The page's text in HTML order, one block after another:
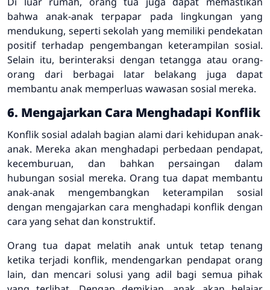
bahwa anak-anak terpapar pada lingkungan yang
mendukung, seperti sekolah yang memiliki pendekatan
positif terhadap pengembangan keterampilan sosial.
Selain itu, berinteraksi dengan tetangga atau orang-
orang dari berbagai latar belakang juga dapat
membantu anak memperluas wawasan sosial mereka.
6. Mengajarkan Cara Menghadapi Konflik
Konflik sosial adalah bagian alami dari kehidupan anak-
anak. Mereka akan menghadapi perbedaan pendapat,
kecemburuan, dan bahkan persaingan dalam
hubungan sosial mereka. Orang tua dapat membantu
anak-anak mengembangkan keterampilan sosial
dengan mengajarkan cara menghadapi konflik dengan
cara yang sehat dan konstruktif.
Orang tua dapat melatih anak untuk tetap tenang
ketika terjadi konflik, mendengarkan pendapat orang
lain, dan mencari solusi yang adil bagi semua pihak